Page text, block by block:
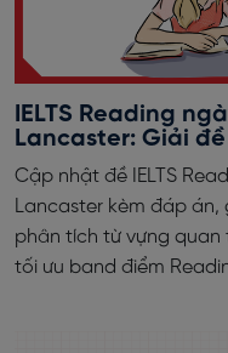
IELTS Reading
Lancaster: Giải
Cập nhật đề IELTS
Lancaster kèm đáp
phân tích từ vựng quan
tối ưu band điểm